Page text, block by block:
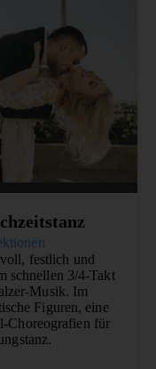
festlich und
schnellen 3/4-Takt
Musik. Im
Figuren, eine
Choreografien für